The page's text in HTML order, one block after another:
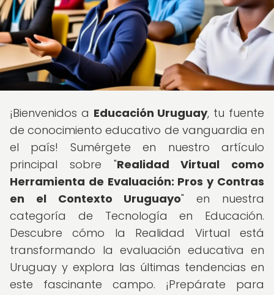
¡Bienvenidos a Educación Uruguay, tu fuente
de conocimiento educativo de vanguardia en
el país! Sumérgete en nuestro artículo
principal sobre "Realidad Virtual como
Herramienta de Evaluación: Pros y Contras
en el Contexto Uruguayo" en nuestra
categoría de Tecnología en Educación.
Descubre cómo la Realidad Virtual está
transformando la evaluación educativa en
Uruguay y explora las últimas tendencias en
este fascinante campo. ¡Prepárate para